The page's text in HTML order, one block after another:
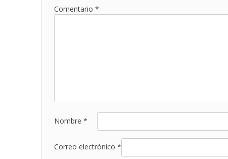
Comentario *
Nombre *
Correo electrónico *